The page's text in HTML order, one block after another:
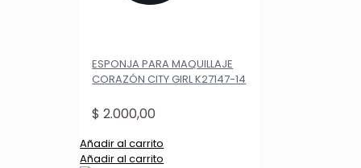
ESPONJA PARA MAQUILLAJE
CORAZÓN CITY GIRL K27147-14
$ 2.000,00
Añadir al carrito
Añadir al carrito